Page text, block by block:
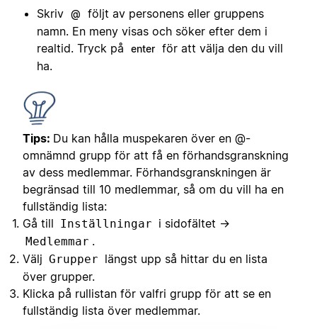
Skriv @
följt av personens eller gruppens
namn. En meny visas och söker efter dem i
realtid. Tryck på
enter för att välja den du vill
ha.
Tips: Du kan hålla muspekaren över en @-
omnämnd grupp för att få en förhandsgranskning
av dess medlemmar. Förhandsgranskningen är
begränsad till 10 medlemmar, så om du vill ha en
fullständig lista:
Gå till Inställningar i sidofältet →
Medlemmar .
Välj Grupper längst upp så hittar du en lista
över grupper.
Klicka på rullistan för valfri grupp för att se en
fullständig lista över medlemmar.